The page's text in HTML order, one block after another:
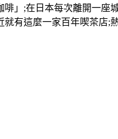
」;在日本每次離開一
就有這麼一家百年喫茶店